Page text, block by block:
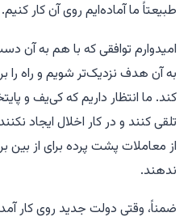
طبیعتاً ما آماده‌ایم روی آن کار کنیم.
امیدوارم توافقی که با هم به آن
به آن هدف نزدیک‌تر شویم و راه را
کند. ما انتظار داریم که کی‌یف و
تلقی کنند و در کار اخلال ایجاد
از معاملات پشت پرده برای از بین
ندهند.
ضمناً، وقتی دولت جدید روی کار